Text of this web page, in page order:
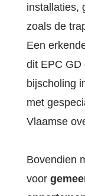
installaties,
zoals de
Een
dit EPC GD
bijscholing
met
Vlaamse
Bovendien
voor